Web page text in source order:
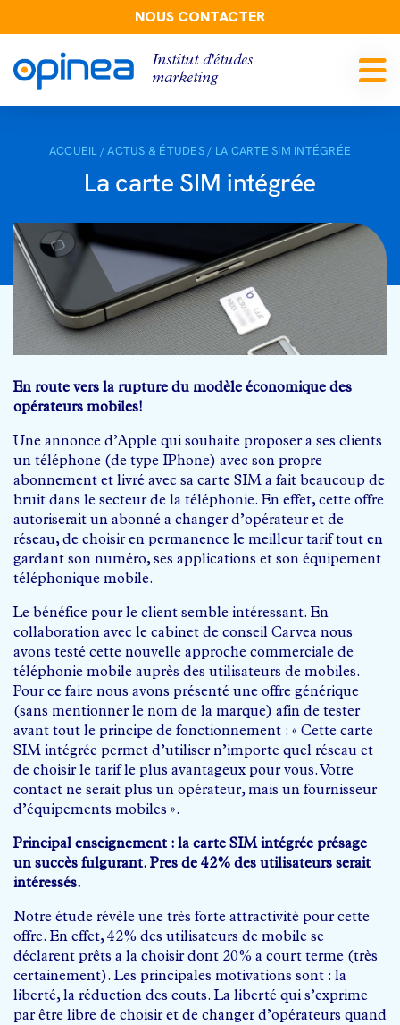
Institut d'études
marketing
NOUS CONTACTER
ACCUEIL/ACTUS & ÉTUDES/ LA CARTE SIM INTÉGRÉE
La carte SIM intégrée
En route vers la rupture du modèle économique des
opérateurs mobiles!
Une annonce d’Apple qui souhaite proposer a ses clients
un téléphone (de type IPhone) avec son propre
abonnement et livré avec sa carte SIM a fait beaucoup de
bruit dans le secteur de la téléphonie. En effet, cette offre
autoriserait un abonné a changer d’opérateur et de
réseau, de choisir en permanence le meilleur tarif tout en
gardant son numéro, ses applications et son équipement
téléphonique mobile.
Le bénéfice pour le client semble intéressant. En
collaboration avec le cabinet de conseil Carvea nous
avons testé cette nouvelle approche commerciale de
téléphonie mobile auprès des utilisateurs de mobiles.
Pour ce faire nous avons présenté une offre générique
(sans mentionner le nom de la marque) afin de tester
avant tout le principe de fonctionnement : « Cette carte
SIM intégrée permet d’utiliser n’importe quel réseau et
de choisir le tarif le plus avantageux pour vous. Votre
contact ne serait plus un opérateur, mais un fournisseur
d’équipements mobiles ».
Principal enseignement : la carte SIM intégrée présage
un succès fulgurant. Pres de 42% des utilisateurs serait
intéressés.
Notre étude révèle une très forte attractivité pour cette
offre. En effet, 42% des utilisateurs de mobile se
déclarent prêts a la choisir dont 20% a court terme (très
certainement). Les principales motivations sont : la
liberté, la réduction des couts. La liberté qui s’exprime
par être libre de choisir et de changer d’opérateurs quand